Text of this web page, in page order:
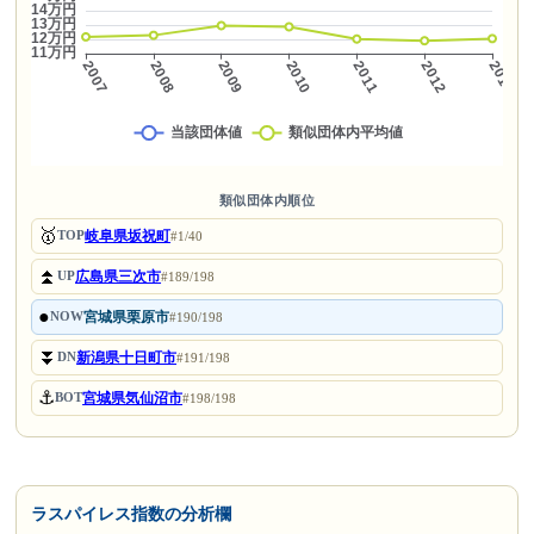
類似団体内順位
🥇TOP岐阜県坂祝町#1/40
⏫UP広島県三次市#189/198
●NOW宮城県栗原市#190/198
⏬DN新潟県十日町市#191/198
⚓BOT宮城県気仙沼市#198/198
ラスパイレス指数の分析欄